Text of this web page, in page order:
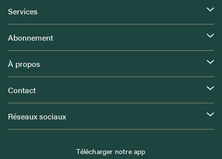
Services
Abonnement
À propos
Contact
Réseaux sociaux
Télécharger notre app